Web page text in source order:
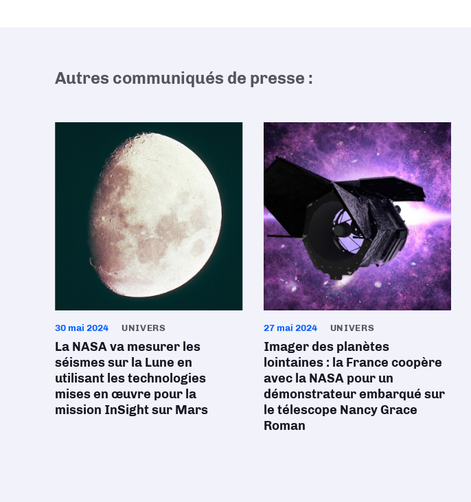
Autres communiqués de presse :
30 mai 2024 UNIVERS
La NASA va mesurer les
séismes sur la Lune en
utilisant les technologies
mises en œuvre pour la
mission InSight sur Mars
27 mai 2024 UNIVERS
Imager des planètes
lointaines : la France coopère
avec la NASA pour un
démonstrateur embarqué sur
le télescope Nancy Grace
Roman